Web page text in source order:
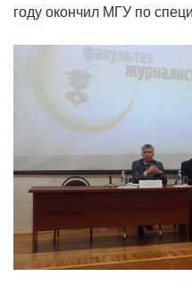
году окончил МГУ по